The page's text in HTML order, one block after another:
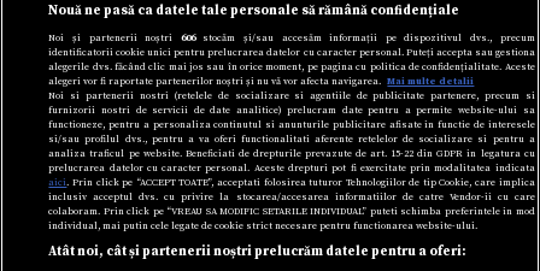
Nouă ne pasă ca datele tale personale să rămână confidențiale
Noi și partenerii noștri 606stocăm și/sau accesăm informații pe dispozitivul dvs., precum
identificatorii cookie unici pentru prelucrarea datelor cu caracter personal. Puteți accepta sau gestiona
alegerile dvs. făcând clic mai jos sau în orice moment, pe pagina cu politica de confidențialitate. Aceste
alegeri vor fi raportate partenerilor noștri și nu vă vor afecta navigarea. Mai multe detalii
Noi si partenerii nostri (retelele de socializare si agentiile de publicitate partenere, precum si
furnizorii nostri de servicii de date analitice) prelucram date pentru a permite website-ului sa
functioneze, pentru a personaliza continutul si anunturile publicitare afisate in functie de interesele
si/sau profilul dvs., pentru a va oferi functionalitati aferente retelelor de socializare si pentru a
analiza traficul pe website. Beneficiati de drepturile prevazute de art. 15-22 din GDPR in legatura cu
prelucrarea datelor cu caracter personal. Aceste drepturi pot fi exercitate prin modalitatea indicata
aici. Prin click pe “ACCEPT TOATE”, acceptati folosirea tuturor Tehnologiilor de tip Cookie, care implica
inclusiv acceptul dvs. cu privire la stocarea/accesarea informatiilor de catre Vendor-ii cu care
colaboram. Prin click pe “VREAU SA MODIFIC SETARILE INDIVIDUAL” puteti schimba preferintele in mod
individual, mai putin cele legate de cookie strict necesare pentru functionarea website-ului.
Atât noi, cât și partenerii noștri prelucrăm datele pentru a oferi: